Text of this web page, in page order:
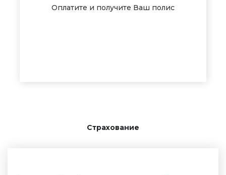
Оплатите и получите Ваш полис
Страхование